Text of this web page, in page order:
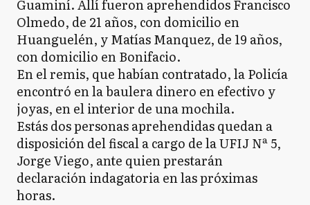
Guaminí. Allí fueron aprehendidos Francisco
Olmedo, de 21 años, con domicilio en
Huanguelén, y Matías Manquez, de 19 años,
con domicilio en Bonifacio.
En el remis, que habían contratado, la Policía
encontró en la baulera dinero en efectivo y
joyas, en el interior de una mochila.
Estás dos personas aprehendidas quedan a
disposición del fiscal a cargo de la UFIJ Nª 5,
Jorge Viego, ante quien prestarán
declaración indagatoria en las próximas
horas.